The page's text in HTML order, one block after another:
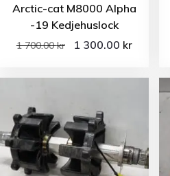
Arctic-cat M8000 Alpha
-19 Kedjehuslock
1 700.00kr 1 300.00 kr